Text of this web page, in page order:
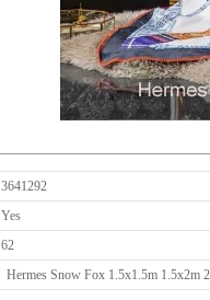
3641292
Yes
62
Hermes Snow Fox 1.5x1.5m 1.5x2m